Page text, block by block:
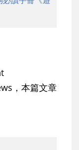
，本篇文章